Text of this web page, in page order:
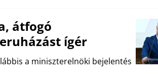
átfogó
ígér
a miniszterelnöki bejelentés